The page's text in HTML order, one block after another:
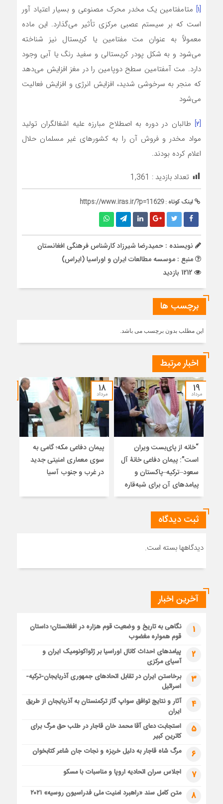
[۱] متامفتامین یک مخدر محرک مصنوعی و بسیار اعتیاد آور
است که بر سیستم عصبی مرکزی تأثیر می‌گذارد. این ماده
معمولاً به عنوان مت مفتامین یا کریستال نیز شناخته
می‌شود و به شکل پودر کریستالی و سفید رنگ یا آبی وجود
دارد. مت آمفتامین سطح دوپامین را در مغز افزایش می‌دهد
که منجر به سرخوشی شدید، افزایش انرژی و افزایش فعالیت
می‌شود
[۲]
طالبان در دوره به اصطلاح مبارزه علیه اشغالگران تولید
مواد مخدر و فروش آن را به کشورهای غیر مسلمان حلال
اعلام کرده بودند.
تعداد بازدید : 1,361
لینک کوتاه :https://www.iras.ir/?p=11629
نویسنده : حمیدرضا شیرزاد کارشناس فرهنگی افغانستان
منبع : موسسه مطالعات ایران و اوراسیا (ایراس)
برچسب ها
این مطلب بدون برچسب می باشد.
اخبار مرتبط
۱۹
مرداد
“خانه از پای‌بست ویران
است”: پیمان دفاعی خانۀ آل
سعود–ترکیه–پاکستان و
پیامدهای آن برای شبه‌قاره
۱۸
مرداد
پیمان دفاعی مکه؛ گامی به
سوی معماری امنیتی جدید
در غرب و جنوب آسیا
ثبت دیدگاه
دیدگاهها بسته است.
آخرین اخبار
1
نگاهی به تاریخ و وضعیت قوم هزاره در افغانستان؛ داستان
قوم همواره مغضوب
2
پیامدهای احداث کانال اوراسیا بر ژئواکونومیک ایران و
آسیای مرکزی
3
برخاستن ایران در تقابل اتحادهای جمهوری آذربایجان-ترکیه-
اسرائیل
4
آثار و نتایج توافق سواپ گاز ترکمنستان به آذربایجان از طریق
ایران
5
استجابت دعای آقا محمد خان قاجار در طلب حق مرگ برای
کاترین کبیر
6 مرگ شاه قاجار به دلیل خربزه و نجات جان شاعر کتابخوان
7 اجلاس سران اتحادیه اروپا و مناسبات با مسکو
8 متن کامل سند «راهبرد امنیت ملی فدراسیون روسیه» ۲۰۲۱